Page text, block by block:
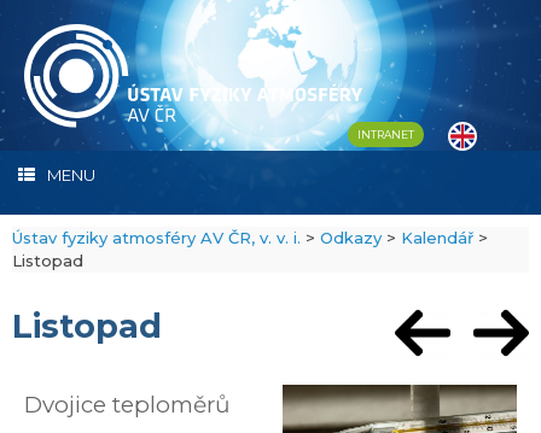
content
INTRANET
MENU
Ústav fyziky atmosféry AV ČR, v. v. i. > Odkazy > Kalendář >
Listopad
Listopad
Dvojice teploměrů